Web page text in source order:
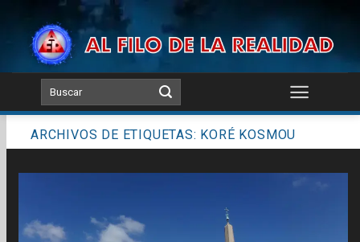
content
ARCHIVOS DE ETIQUETAS: KORÉ KOSMOU